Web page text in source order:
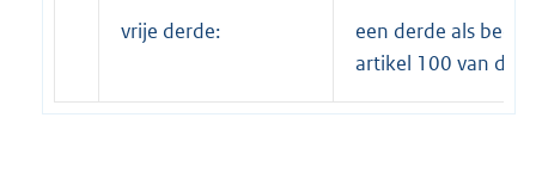
vrije derde:
een derde als
artikel 100 van de